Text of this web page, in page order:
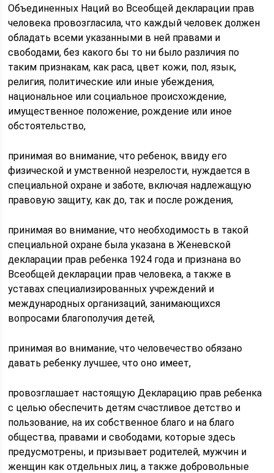
Объединенных Наций во Всеобщей декларации прав
человека провозгласила, что каждый человек должен
обладать всеми указанными в ней правами и
свободами, без какого бы то ни было различия по
таким признакам, как раса, цвет кожи, пол, язык,
религия, политические или иные убеждения,
национальное или социальное происхождение,
имущественное положение, рождение или иное
обстоятельство,
принимая во внимание, что ребенок, ввиду его
физической и умственной незрелости, нуждается в
специальной охране и заботе, включая надлежащую
правовую защиту, как до, так и после рождения,
принимая во внимание, что необходимость в такой
специальной охране была указана в Женевской
декларации прав ребенка 1924 года и признана во
Всеобщей декларации прав человека, а также в
уставах специализированных учреждений и
международных организаций, занимающихся
вопросами благополучия детей,
принимая во внимание, что человечество обязано
давать ребенку лучшее, что оно имеет,
провозглашает настоящую Декларацию прав ребенка
с целью обеспечить детям счастливое детство и
пользование, на их собственное благо и на благо
общества, правами и свободами, которые здесь
предусмотрены, и призывает родителей, мужчин и
женщин как отдельных лиц, а также добровольные